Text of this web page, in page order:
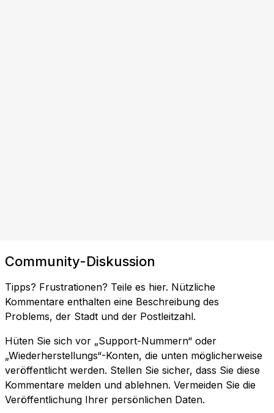
Community-Diskussion
Tipps? Frustrationen? Teile es hier. Nützliche
Kommentare enthalten eine Beschreibung des
Problems, der Stadt und der Postleitzahl.
Hüten Sie sich vor „Support-Nummern“ oder
„Wiederherstellungs“-Konten, die unten möglicherweise
veröffentlicht werden. Stellen Sie sicher, dass Sie diese
Kommentare melden und ablehnen. Vermeiden Sie die
Veröffentlichung Ihrer persönlichen Daten.